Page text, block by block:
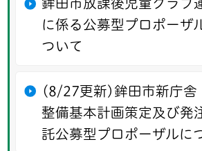
鉾田市放課後児童クラブ
に係る公募型プロポーザ
ついて
(8/27更新)鉾田市新庁舎
整備基本計画策定及び発
託公募型プロポーザルに